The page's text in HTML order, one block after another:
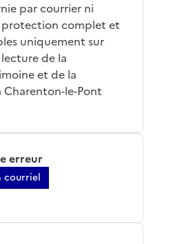
par courrier ni
protection complet et
uniquement sur
de la
et de la
Charenton-le-Pont
erreur
courriel